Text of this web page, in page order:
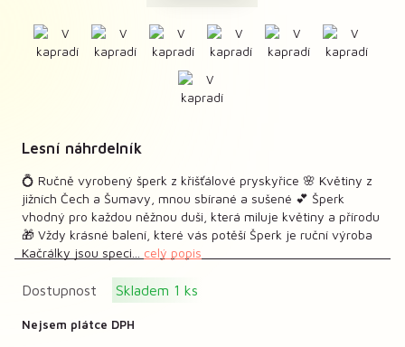
Lesní náhrdelník
💍 Ručně vyrobený šperk z křišťálové pryskyřice 🌸 Květiny z
jižních Čech a Šumavy, mnou sbírané a sušené 💕 Šperk
vhodný pro každou něžnou duši, která miluje květiny a přírodu
🎁 Vždy krásné balení, které vás potěší Šperk je ruční výroba
Kačrálky jsou speci... celý popis
Dostupnost Skladem 1 ks
Nejsem plátce DPH